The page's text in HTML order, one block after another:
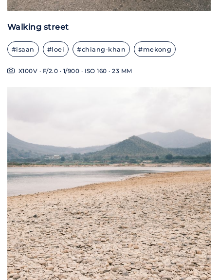
Walking street
#isaan #loei #chiang-khan #mekong
X100V · F/2.0 · 1/900 · ISO 160 · 23 MM